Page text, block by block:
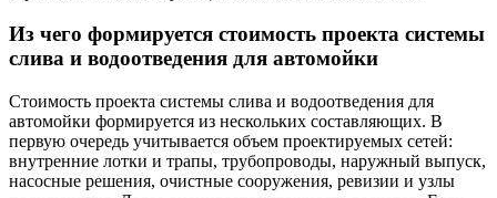
Из чего формируется стоимость проекта системы
слива и водоотведения для автомойки
Стоимость проекта системы слива и водоотведения для
автомойки формируется из нескольких составляющих. В
первую очередь учитывается объем проектируемых сетей:
внутренние лотки и трапы, трубопроводы, наружный выпуск,
насосные решения, очистные сооружения, ревизии и узлы